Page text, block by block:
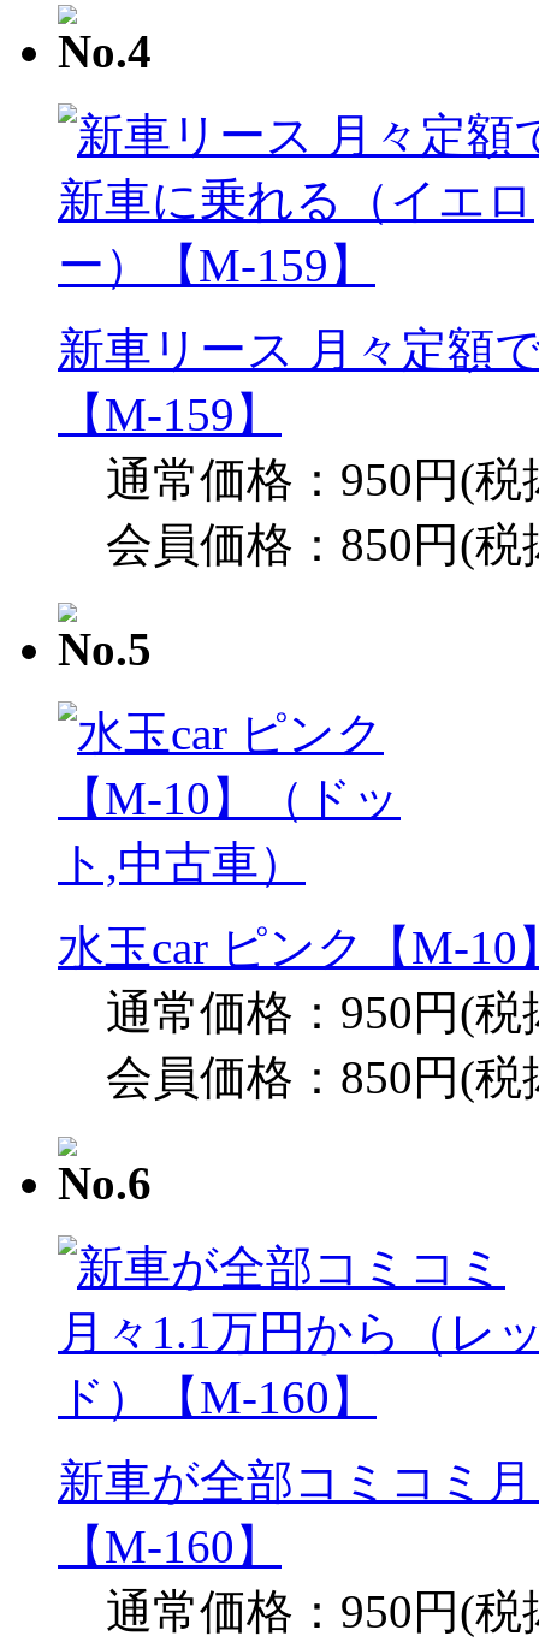
新車リース 月々定額
【M-159】
通常価格：950円(税
会員価格：850円(税
水玉car ピンク【M-
通常価格：950円(税
会員価格：850円(税
新車が全部コミコミ
【M-160】
通常価格：950円(税